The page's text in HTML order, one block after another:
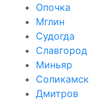
Опочка
Мглин
Судогда
Славгород
Миньяр
Соликамск
Дмитров